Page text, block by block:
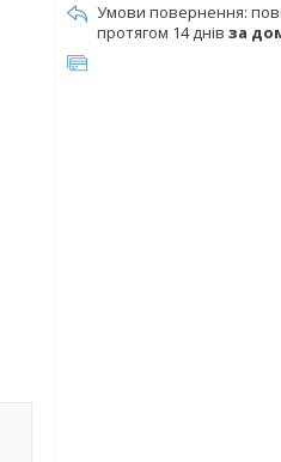
протягом 14 днів за